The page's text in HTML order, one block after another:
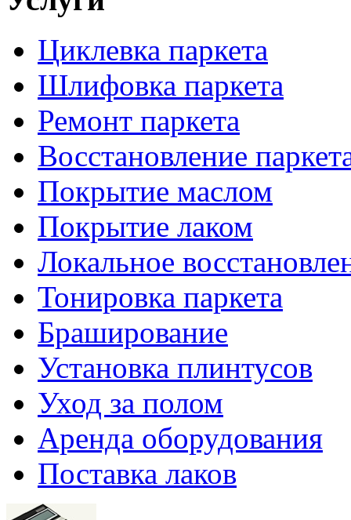
Циклевка паркета
Шлифовка паркета
Ремонт паркета
Восстановление
Покрытие маслом
Покрытие лаком
Локальное
Тонировка паркета
Браширование
Установка плинтусов
Уход за полом
Аренда оборудования
Поставка лаков